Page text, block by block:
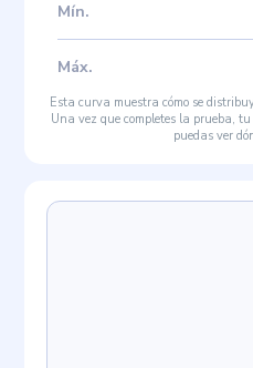
Mín.
Máx.
Esta curva muestra cómo se
Una vez que completes la prueba,
puedas ver